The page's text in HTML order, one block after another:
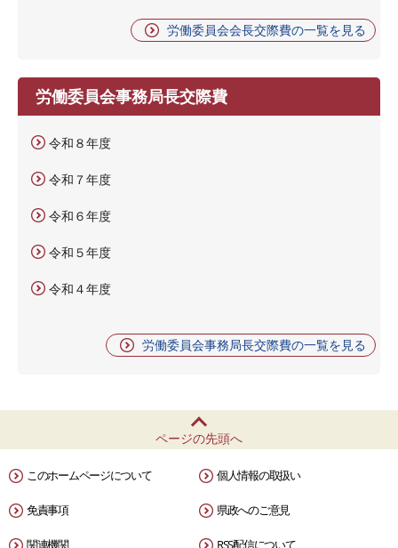
労働委員会会長交際費の一覧を見る
労働委員会事務局長交際費
令和８年度
令和７年度
令和６年度
令和５年度
令和４年度
労働委員会事務局長交際費の一覧を見る
ページの先頭へ
このホームページについて 個人情報の取扱い
免責事項 県政へのご意見
関連機関 RSS配信について